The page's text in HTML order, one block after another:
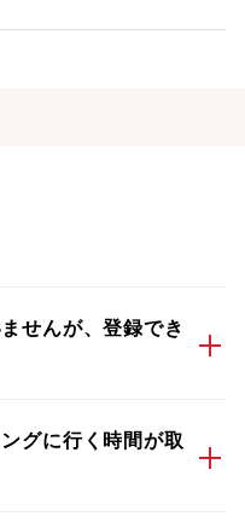
せんが、登録でき
グに行く時間が取